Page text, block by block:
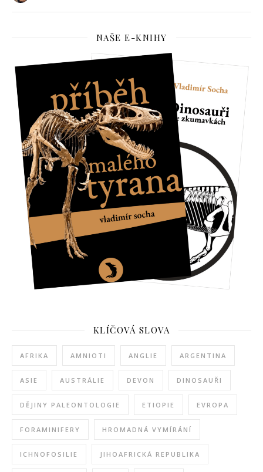
NAŠE E-KNIHY
KLÍČOVÁ SLOVA
AFRIKA AMNIOTI ANGLIE ARGENTINA
ASIE AUSTRÁLIE DEVON DINOSAUŘI
DĚJINY PALEONTOLOGIE ETIOPIE EVROPA
FORAMINIFERY HROMADNÁ VYMÍRÁNÍ
ICHNOFOSILIE JIHOAFRICKÁ REPUBLIKA